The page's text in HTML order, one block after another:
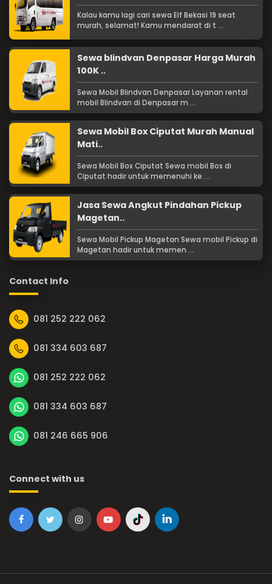
Kalau kamu lagi cari sewa Elf Bekasi 19 seat
murah, selamat! Kamu mendarat di t ...
Sewa blindvan Denpasar Harga Murah
100K ..
Sewa Mobil Blindvan Denpasar Layanan rental
mobil Blindvan di Denpasar m ...
Sewa Mobil Box Ciputat Murah Manual
Mati..
Sewa Mobil Box Ciputat Sewa mobil Box di
Ciputat hadir untuk memenuhi ke ...
Jasa Sewa Angkut Pindahan Pickup
Magetan..
Sewa Mobil Pickup Magetan Sewa mobil Pickup di
Magetan hadir untuk memen ...
Contact Info
081 252 222 062
081 334 603 687
081 252 222 062
081 334 603 687
081 246 665 906
Connect with us